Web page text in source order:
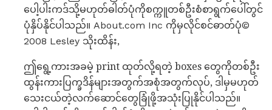
ပေါ့ပါးကဒ်သို့မဟုတ်ဓါတ်ပုံကိုစက္ကူတစ်ဦးစံစာရွက်ပေါ်တွင်
ပုံနှိပ်နိုင်ပါသည်။ About.com Inc ကိုမှလိုင်စင်ဓာတ်ပုံ©
2008 Lesley သိုးထိန်း,
ဤရွေ့ကားအခမဲ့ print ထုတ်လို့ရတဲ့ boxes တွေကိုတစ်ဦး
ထွန်းကားပြက္ခဒိန်များအတွက်အစုံအတွက်လုပ်, ဒါမှမဟုတ်
သေးငယ်တဲ့လက်ဆောင်တွေခြုံဖို့အသုံးပြုနိုင်ပါသည်။